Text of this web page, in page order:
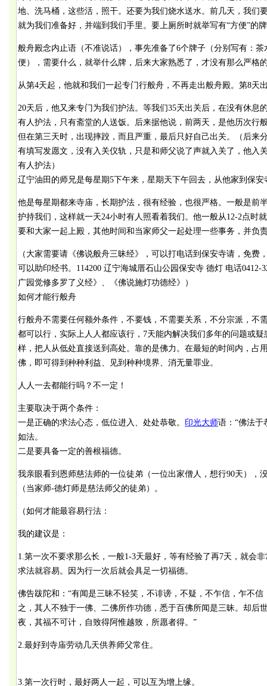
地、洗马桶，这些活，照干。还要为我们烧水送水。前几天，我们
就为我们准备好，并端到我们手里。要上厕所时就举写有“方便”的
般舟殿念内止语（不准说话），事先准备了6个牌子（分别写有：
便），需要什么，就举什么牌，后来大家熟悉了，才没有那么严格
从第4天起，他就和我们一起专门行般舟，不再走出般舟殿。第8天
20天后，他又来专门为我们护法。等我们35天出关后，在没有休息
有人护法，只有斋堂的人送饭。后来据他说，前两天，是他历次行
但在第三天时，出现摔跤，而且严重，最后只好自己出关。（后来
有填写发愿文，没有入关仪轨，只是和师父说了声就入关了，他入
有人护法）
辽宁油田的师兄是每星期5下午来，星期天下午回去，从他家到保安
他是每星期都来寺庙，长期护法，很有经验，也很严格。一般是前
护持我们，这样就一天24小时有人照看着我们。他一般从12-2点时
要和大家一起上殿，其他时间和当家师父一起处理一些事务，并负
（大家需要请《佛说般舟三昧经》，可以打电话到保安寺请，免费
可以助印经书。114200 辽宁海城厝石山公园保安寺 德灯 电话0412-
广园觉修多罗了义经》、《佛说施灯功德经》）
如何才能行般舟
行般舟不需要任何额外条件，不要钱，不需要关系，不分宗派，不
都可以行，实际上人人都应该行，7天能内解决我们多年的问题或
样，把人从低处直接送到高处。靠的是佛力。在最短的时间内，占
佛，即可得到种种利益、见到种种境界、消无量罪业。
人人一去都能行吗？不一定！
主要取决于两个条件：
一是正确的求法心态，低位进入、处处恭敬。 印光大师语：“佛法于
如法。
二是要具备一定的善根福德。
我亲眼看到恩师慈法师的一位徒弟（一位出家僧人，想行90天），
（当家师-德灯师是慈法师父的徒弟）。
（如何才能最容易行法：
我的建议是：
1.第一次不要求那么长，一般1-3天最好，等有经验了再7天，就会
求法就容易。因为行一次后就会具足一切福德。
佛告跋陀和：“有闻是三昧不轻笑，不诽谤，不疑，不乍信，乍不
之，其人不独于一佛、二佛所作功德，悉于百佛所闻是三昧。却后
夜，其福不可计，自致得阿惟越致，所愿者得。”
2.最好到寺庙劳动几天供养师父常住。
3.第一次行时，最好两人一起，可以互为增上缘。